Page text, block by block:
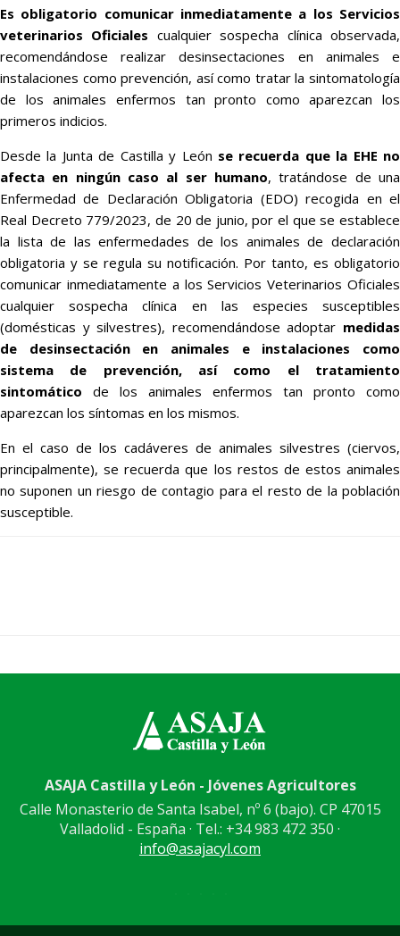
Es obligatorio comunicar inmediatamente a los Servicios
veterinarios Oficiales cualquier sospecha clínica observada,
recomendándose realizar desinsectaciones en animales e
instalaciones como prevención, así como tratar la sintomatología
de los animales enfermos tan pronto como aparezcan los
primeros indicios.
Desde la Junta de Castilla y León se recuerda que la EHE no
afecta en ningún caso al ser humano, tratándose de una
Enfermedad de Declaración Obligatoria (EDO) recogida en el
Real Decreto 779/2023, de 20 de junio, por el que se establece
la lista de las enfermedades de los animales de declaración
obligatoria y se regula su notificación. Por tanto, es obligatorio
comunicar inmediatamente a los Servicios Veterinarios Oficiales
cualquier sospecha clínica en las especies susceptibles
(domésticas y silvestres), recomendándose adoptar medidas
de desinsectación en animales e instalaciones como
sistema de prevención, así como el tratamiento
sintomático de los animales enfermos tan pronto como
aparezcan los síntomas en los mismos.
En el caso de los cadáveres de animales silvestres (ciervos,
principalmente), se recuerda que los restos de estos animales
no suponen un riesgo de contagio para el resto de la población
susceptible.
ASAJA Castilla y León - Jóvenes Agricultores
Calle Monasterio de Santa Isabel, nº 6 (bajo). CP 47015
Valladolid - España · Tel.: +34 983 472 350 ·
info@asajacyl.com